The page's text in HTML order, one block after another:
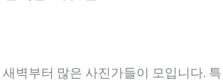
벽부터 많은 사진가들이 모입니다. 특